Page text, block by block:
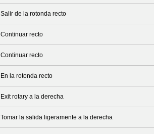
Salir de la rotonda recto
Continuar recto
Continuar recto
En la rotonda recto
Exit rotary a la derecha
Tomar la salida ligeramente a la derecha